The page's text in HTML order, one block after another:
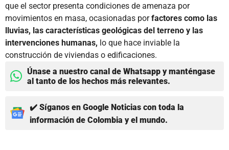
que el sector presenta condiciones de amenaza por
movimientos en masa, ocasionadas porfactores como las
lluvias, las características geológicas del terreno y las
intervenciones humanas, lo que hace inviable la
construcción de viviendas o edificaciones.
Únase a nuestro canal de Whatsapp y manténgase
al tanto de los hechos más relevantes.
✔️ Síganos en Google Noticias con toda la
información de Colombia y el mundo.